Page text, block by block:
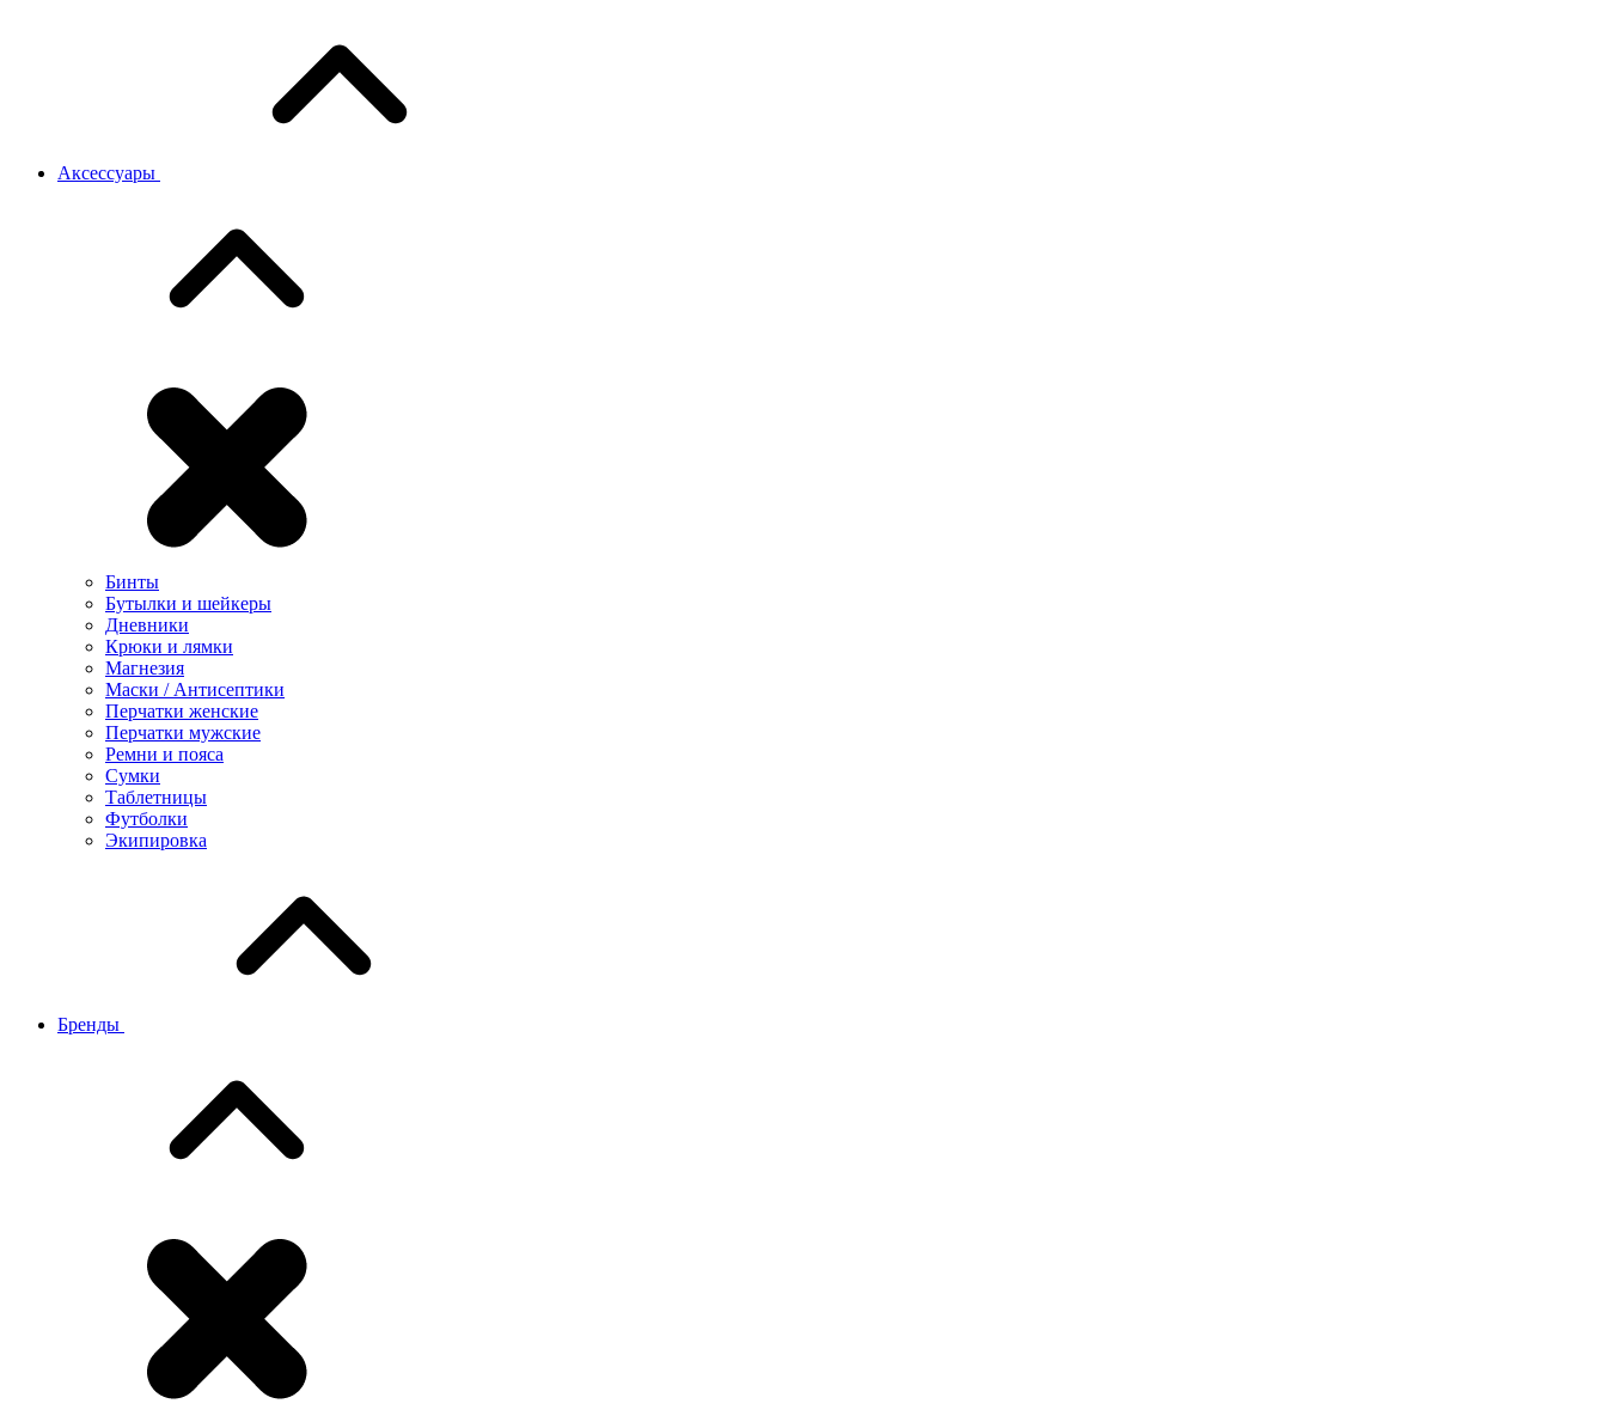
Аксессуары
Бинты
Бутылки и шейкеры
Дневники
Крюки и лямки
Магнезия
Маски / Антисептики
Перчатки женские
Перчатки мужские
Ремни и пояса
Сумки
Таблетницы
Футболки
Экипировка
Бренды